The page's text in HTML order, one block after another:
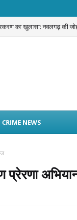
का खुलासा: नवलगढ़ की
CRIME NEWS
प्रेरणा